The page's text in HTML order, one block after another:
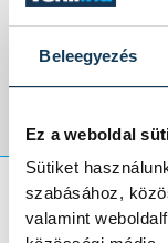
Beleegyezés
Ez a weboldal
Sütiket
szabásához,
valamint
- árulta el.